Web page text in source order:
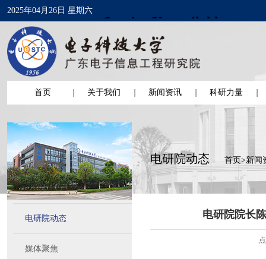
2025年04月26日 星期六
首页 关于我们 新闻资讯 科研力量
电研院动态
媒体聚焦
电研院动态 首页>新闻
电研院院长